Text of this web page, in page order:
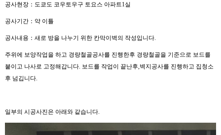
공사현장：도쿄도 코우토우구 토요스 아파트1실
공사기간：약 이틀
공사내용：새로 방을 나누기 위한 칸막이벽의 작성입니다.
주위에 보양작업을 하고 경량철골공사를 진행한후 경량철골을 기준으로 보드를
붙이고 나사로 고정해갑니다. 보드를 작업이 끝난후,벽지공사를 진행하고 집청소
후 넘깁니다.
일부의 시공사진은 아래와 같습니다.